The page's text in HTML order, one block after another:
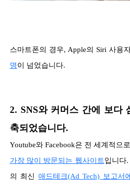
스마트폰의 경우, Apple의 Siri 사용
명이 넘었습니다.
2. SNS와 커머스 간에 보다
축되었습니다.
Youtube와 Facebook은 전 세계적으
가장 많이 방문되는 웹사이트입니다
의 최신 애드테크(Ad Tech) 보고서에